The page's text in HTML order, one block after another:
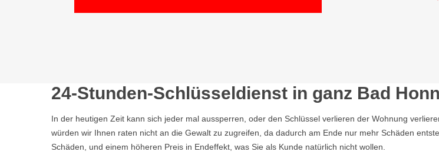
24-Stunden-Schlüsseldienst in ganz Bad
In der heutigen Zeit kann sich jeder mal aussperren, oder den Schlüssel verlieren der Wohnung
würden wir Ihnen raten nicht an die Gewalt zu zugreifen, da dadurch am Ende nur mehr Schäden
Schäden, und einem höheren Preis in Endeffekt, was Sie als Kunde natürlich nicht wollen.